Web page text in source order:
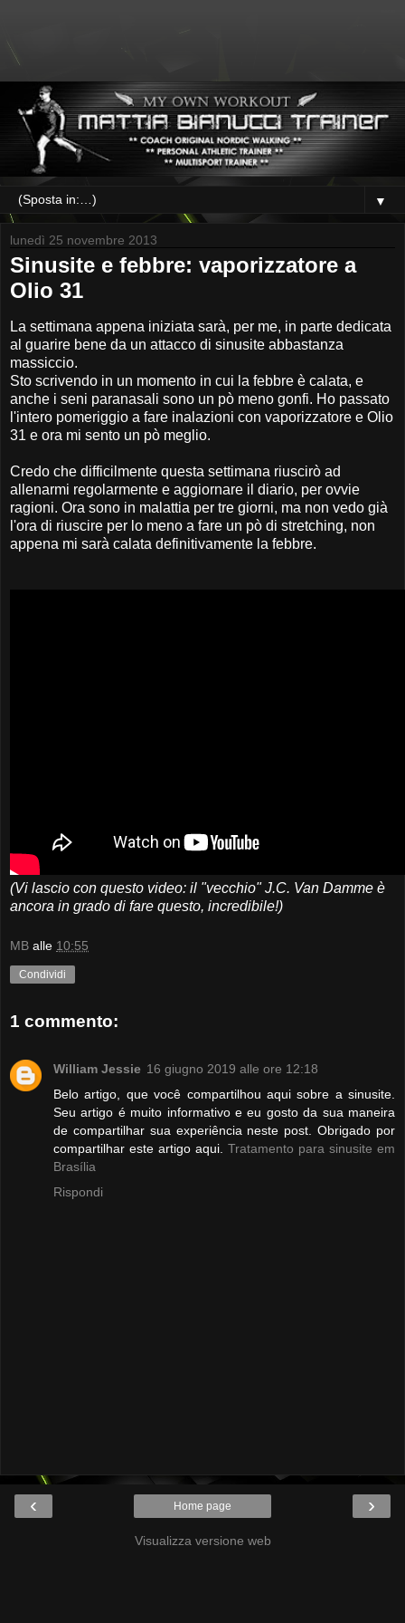
▼
lunedì 25 novembre 2013
Sinusite e febbre: vaporizzatore a
Olio 31
La settimana appena iniziata sarà, per me, in parte dedicata
al guarire bene da un attacco di sinusite abbastanza
massiccio.
Sto scrivendo in un momento in cui la febbre è calata, e
anche i seni paranasali sono un pò meno gonfi. Ho passato
l'intero pomeriggio a fare inalazioni con vaporizzatore e Olio
31 e ora mi sento un pò meglio.
Credo che difficilmente questa settimana riuscirò ad
allenarmi regolarmente e aggiornare il diario, per ovvie
ragioni. Ora sono in malattia per tre giorni, ma non vedo già
l'ora di riuscire per lo meno a fare un pò di stretching, non
appena mi sarà calata definitivamente la febbre.
(Vi lascio con questo video: il "vecchio" J.C. Van Damme è
ancora in grado di fare questo, incredibile!)
MB alle 10:55
Condividi
1 commento:
William Jessie 16 giugno 2019 alle ore 12:18
Belo artigo, que você compartilhou aqui sobre a sinusite.
Seu artigo é muito informativo e eu gosto da sua maneira
de compartilhar sua experiência neste post. Obrigado por
compartilhar este artigo aqui. Tratamento para sinusite em
Brasília
Rispondi
‹ ›
Home page
Visualizza versione web